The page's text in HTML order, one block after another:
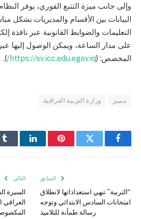
وإلى جانب ميزة التتبع الفوري، يوفر
البيانات بين الأقسام والمديريات بشكل
التعليمات والضوابط القانونية عبر نافذة
على مدار الساعة، ويمكن الوصول إليها
المخصص: (https://sv.icc.edu.egov.iq/
).
مميز وزارة التربية العراقية
فيسبوكتويتر بينتيريستلينكدإن
السابق
“التربية” تنهي استعداداتها لانطلاق
امتحانات السادس الابتدائي وتوجه
رسالة طمأنة للتلاميذ
التالي
السيرة
العراقي